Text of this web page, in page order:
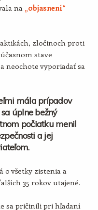
na „objasnení“
zločinoch proti
stave
neochote vyporiadať sa
mála prípadov
úplne bežný
počiatku menil
a jej
o všetky zistenia a
35 rokov utajené.
sa pričinili pri hľadaní